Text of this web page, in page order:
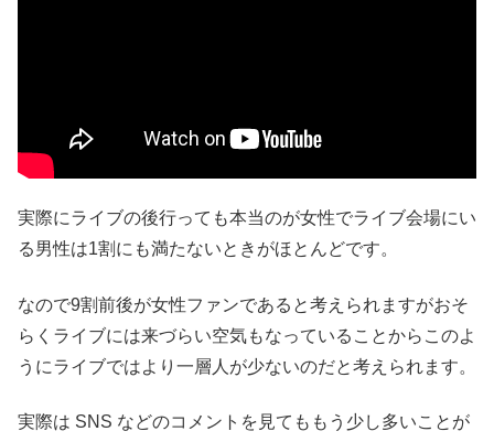
実際にライブの後行っても本当のが女性でライブ会場にい
る男性は1割にも満たないときがほとんどです。
なので9割前後が女性ファンであると考えられますがおそ
らくライブには来づらい空気もなっていることからこのよ
うにライブではより一層人が少ないのだと考えられます。
実際は SNS などのコメントを見てももう少し多いことが